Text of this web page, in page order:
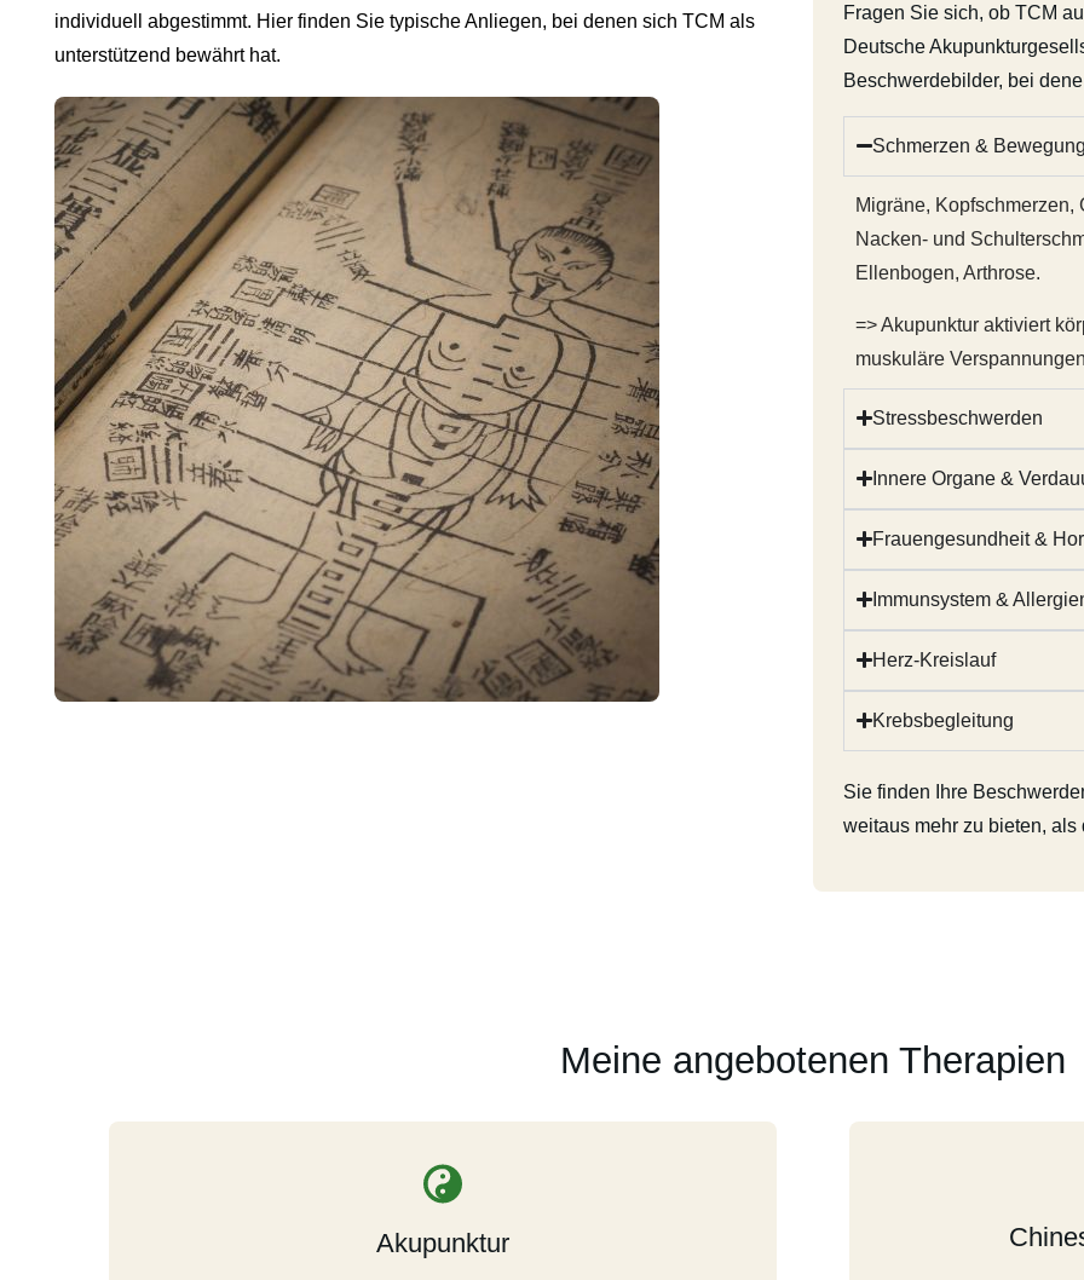
individuell abgestimmt. Hier finden Sie typische Anliegen, bei denen sich TCM als
unterstützend bewährt hat.
Fragen Sie sich, ob TCM
Deutsche
Beschwerdebilder, bei
Schmerzen &
Migräne,
Nacken- und
Ellenbogen, Arthrose.
=> Akupunktur aktiviert
muskuläre
Stressbeschwerden
Innere Organe &
Frauengesundheit &
Immunsystem &
Herz-Kreislauf
Krebsbegleitung
Sie finden Ihre
weitaus mehr zu bieten, als
Meine angebotenen Therapien
Akupunktur